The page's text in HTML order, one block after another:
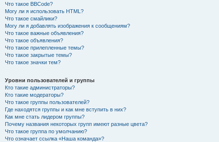
Что такое BBCode?
Могу ли я использовать HTML?
Что такое смайлики?
Могу ли я добавлять изображения к сообщениям?
Что такое важные объявления?
Что такое объявления?
Что такое прилепленные темы?
Что такое закрытые темы?
Что такое значки тем?
Уровни пользователей и группы
Кто такие администраторы?
Кто такие модераторы?
Что такое группы пользователей?
Где находятся группы и как мне вступить в них?
Как мне стать лидером группы?
Почему названия некоторых групп имеют разные цвета?
Что такое группа по умолчанию?
Что означает ссылка «Наша команда»?